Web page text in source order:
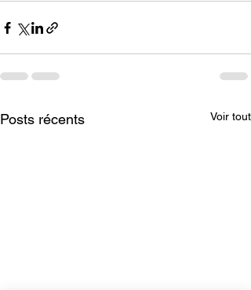
Posts récents Voir tout